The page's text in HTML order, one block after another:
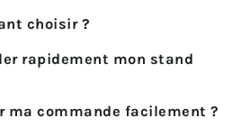
choisir ?
rapidement mon stand
ma commande facilement ?